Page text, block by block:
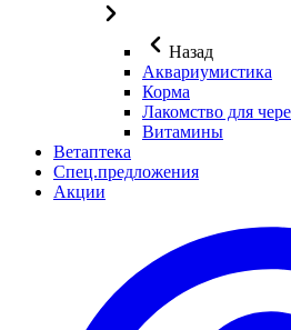
Назад
Аквариумистика
Корма
Лакомство для
Витамины
Ветаптека
Спец.предложения
Акции